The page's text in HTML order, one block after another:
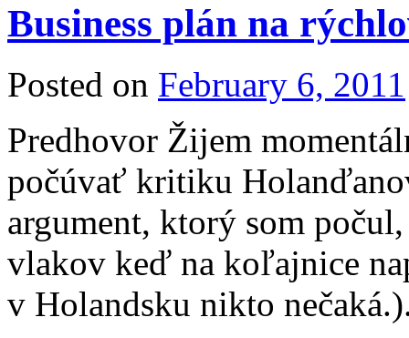
Business plán na
Posted on February 6, 2011
Predhovor Žijem
počúvať kritiku
argument, ktorý som
vlakov keď na koľajnice
v Holandsku nikto